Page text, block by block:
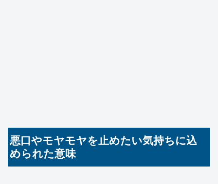
悪口やモヤモヤを止めたい気持ちに込
められた意味